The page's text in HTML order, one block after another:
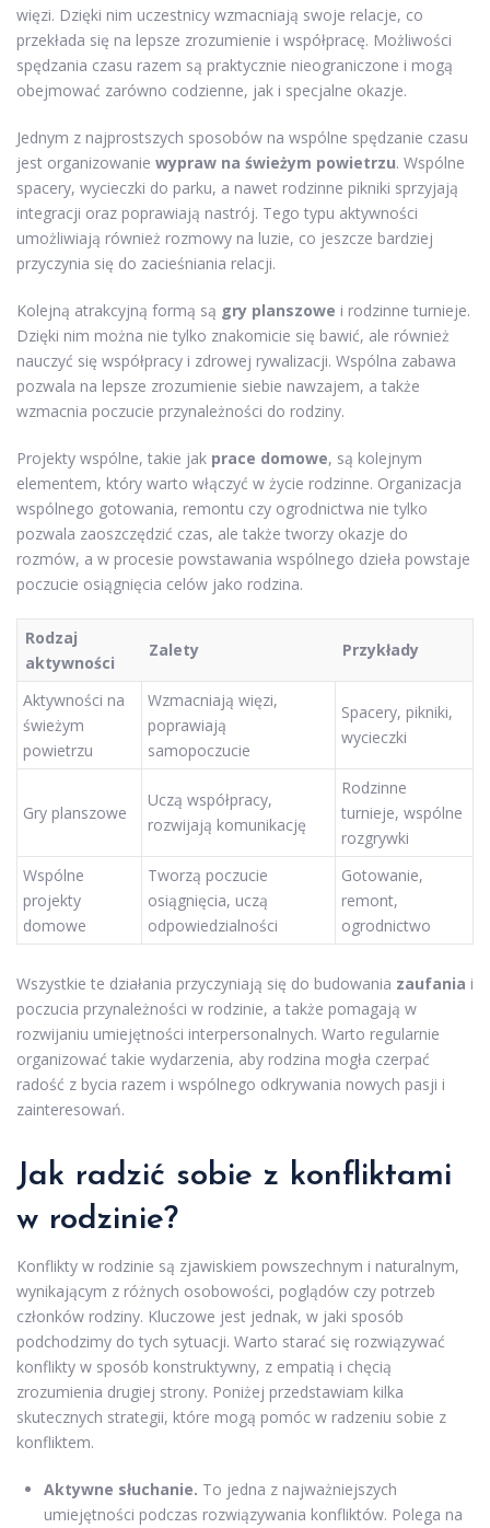
więzi. Dzięki nim uczestnicy wzmacniają swoje relacje, co
przekłada się na lepsze zrozumienie i współpracę. Możliwości
spędzania czasu razem są praktycznie nieograniczone i mogą
obejmować zarówno codzienne, jak i specjalne okazje.
Jednym z najprostszych sposobów na wspólne spędzanie czasu
jest organizowanie wypraw na świeżym powietrzu. Wspólne
spacery, wycieczki do parku, a nawet rodzinne pikniki sprzyjają
integracji oraz poprawiają nastrój. Tego typu aktywności
umożliwiają również rozmowy na luzie, co jeszcze bardziej
przyczynia się do zacieśniania relacji.
Kolejną atrakcyjną formą są gry planszowe i rodzinne turnieje.
Dzięki nim można nie tylko znakomicie się bawić, ale również
nauczyć się współpracy i zdrowej rywalizacji. Wspólna zabawa
pozwala na lepsze zrozumienie siebie nawzajem, a także
wzmacnia poczucie przynależności do rodziny.
Projekty wspólne, takie jak prace domowe, są kolejnym
elementem, który warto włączyć w życie rodzinne. Organizacja
wspólnego gotowania, remontu czy ogrodnictwa nie tylko
pozwala zaoszczędzić czas, ale także tworzy okazje do
rozmów, a w procesie powstawania wspólnego dzieła powstaje
poczucie osiągnięcia celów jako rodzina.
Rodzaj
aktywności
Zalety Przykłady
Aktywności na
świeżym
powietrzu
Wzmacniają więzi,
poprawiają
samopoczucie
Spacery, pikniki,
wycieczki
Gry planszowe
Uczą współpracy,
rozwijają komunikację
Rodzinne
turnieje, wspólne
rozgrywki
Wspólne
projekty
domowe
Tworzą poczucie
osiągnięcia, uczą
odpowiedzialności
Gotowanie,
remont,
ogrodnictwo
Wszystkie te działania przyczyniają się do budowania zaufania i
poczucia przynależności w rodzinie, a także pomagają w
rozwijaniu umiejętności interpersonalnych. Warto regularnie
organizować takie wydarzenia, aby rodzina mogła czerpać
radość z bycia razem i wspólnego odkrywania nowych pasji i
zainteresowań.
Jak radzić sobie z konfliktami
w rodzinie?
Konflikty w rodzinie są zjawiskiem powszechnym i naturalnym,
wynikającym z różnych osobowości, poglądów czy potrzeb
członków rodziny. Kluczowe jest jednak, w jaki sposób
podchodzimy do tych sytuacji. Warto starać się rozwiązywać
konflikty w sposób konstruktywny, z empatią i chęcią
zrozumienia drugiej strony. Poniżej przedstawiam kilka
skutecznych strategii, które mogą pomóc w radzeniu sobie z
konfliktem.
Aktywne słuchanie. To jedna z najważniejszych
umiejętności podczas rozwiązywania konfliktów. Polega na